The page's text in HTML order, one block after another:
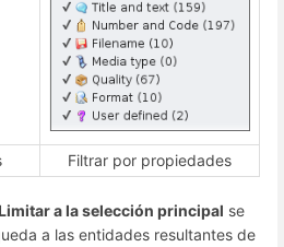
Filtrar por propiedades
Limitar a la selección principal se
a las entidades resultantes de